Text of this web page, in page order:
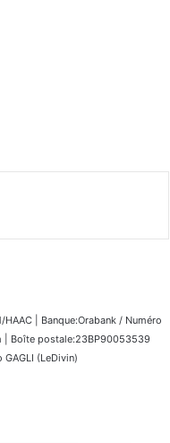
| Banque:Orabank / Numéro
| Boîte postale:23BP90053539
(LeDivin)